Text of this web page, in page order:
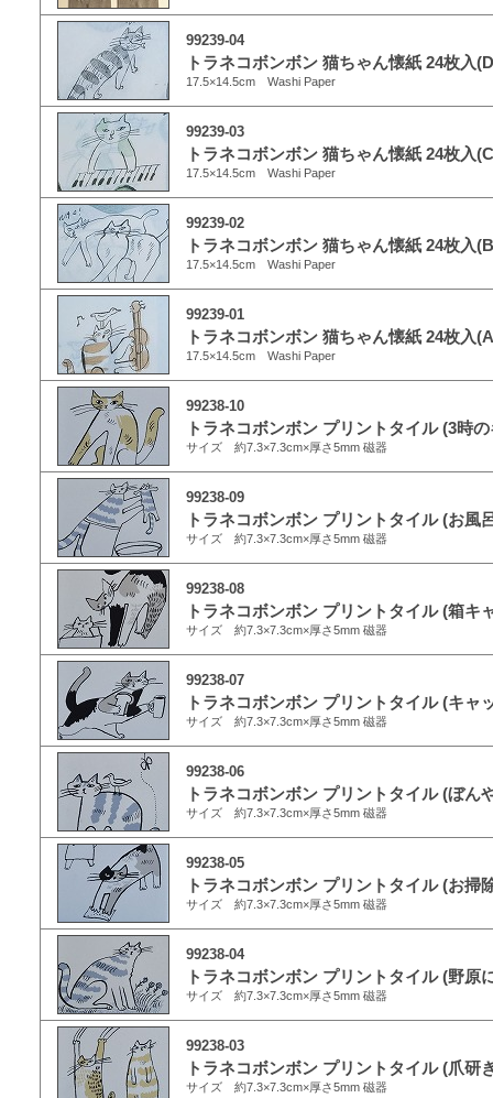
99239-04
トラネコボンボン 猫ちゃん懐紙 24枚入
17.5×14.5cm Washi Paper
99239-03
トラネコボンボン 猫ちゃん懐紙 24枚入
17.5×14.5cm Washi Paper
99239-02
トラネコボンボン 猫ちゃん懐紙 24枚入
17.5×14.5cm Washi Paper
99239-01
トラネコボンボン 猫ちゃん懐紙 24枚入
17.5×14.5cm Washi Paper
99238-10
トラネコボンボン プリントタイル (3時
サイズ 約7.3×7.3cm×厚さ5mm 磁器
99238-09
トラネコボンボン プリントタイル (お風
サイズ 約7.3×7.3cm×厚さ5mm 磁器
99238-08
トラネコボンボン プリントタイル (箱キ
サイズ 約7.3×7.3cm×厚さ5mm 磁器
99238-07
トラネコボンボン プリントタイル (キャ
サイズ 約7.3×7.3cm×厚さ5mm 磁器
99238-06
トラネコボンボン プリントタイル (ぼん
サイズ 約7.3×7.3cm×厚さ5mm 磁器
99238-05
トラネコボンボン プリントタイル (お掃
サイズ 約7.3×7.3cm×厚さ5mm 磁器
99238-04
トラネコボンボン プリントタイル (野原
サイズ 約7.3×7.3cm×厚さ5mm 磁器
99238-03
トラネコボンボン プリントタイル (爪研
サイズ 約7.3×7.3cm×厚さ5mm 磁器